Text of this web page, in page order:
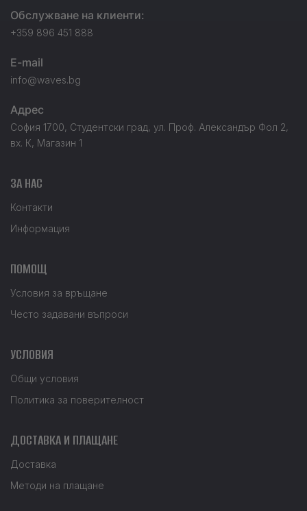
Обслужване на клиенти:
+359 896 451 888
E-mail
info@waves.bg
Адрес
София 1700, Студентски град, ул. Проф. Александър Фол 2,
вх. К, Магазин 1
ЗА НАС
Контакти
Информация
ПОМОЩ
Условия за връщане
Често задавани въпроси
УСЛОВИЯ
Общи условия
Политика за поверителност
ДОСТАВКА И ПЛАЩАНЕ
Доставка
Методи на плащане